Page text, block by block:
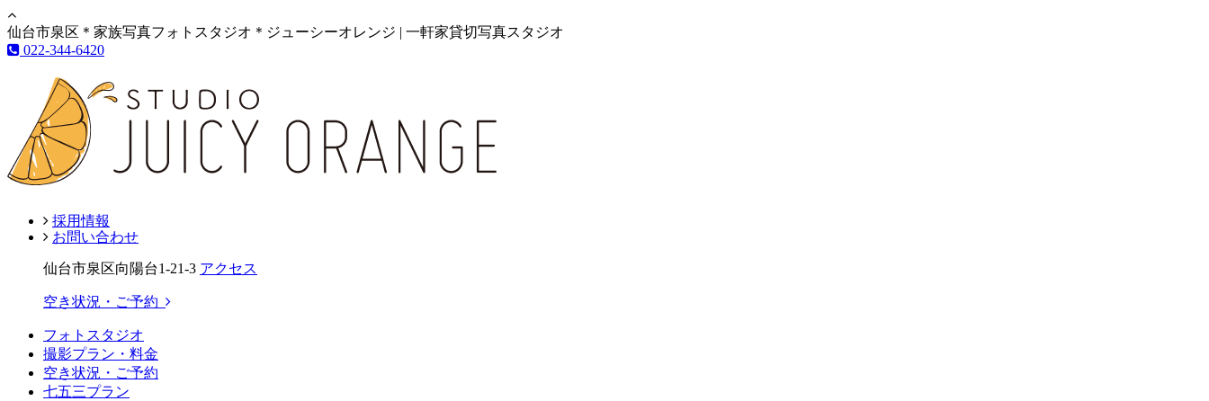
仙台市泉区＊家族写真フォトスタジオ＊ジューシーオレンジ | 一軒家貸切写真スタジオ
022-344-6420
採用情報
お問い合わせ
仙台市泉区向陽台1-21-3 アクセス
空き状況・ご予約
フォトスタジオ
撮影プラン・料金
空き状況・ご予約
七五三プラン